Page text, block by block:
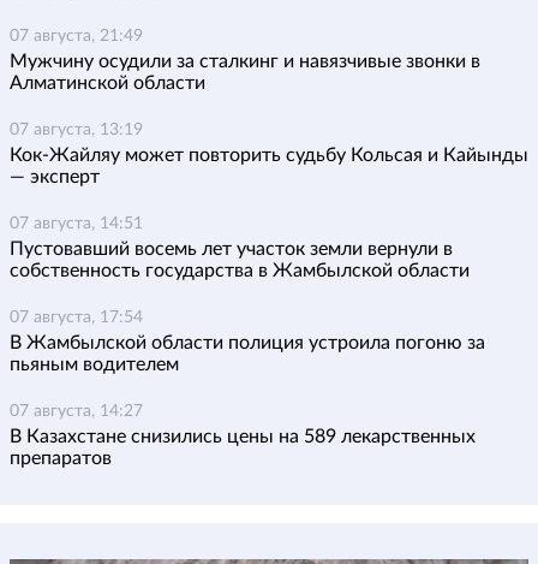
07 августа, 21:49
Мужчину осудили за сталкинг и навязчивые звонки в
Алматинской области
07 августа, 13:19
Кок-Жайляу может повторить судьбу Кольсая и Кайынды
— эксперт
07 августа, 14:51
Пустовавший восемь лет участок земли вернули в
собственность государства в Жамбылской области
07 августа, 17:54
В Жамбылской области полиция устроила погоню за
пьяным водителем
07 августа, 14:27
В Казахстане снизились цены на 589 лекарственных
препаратов